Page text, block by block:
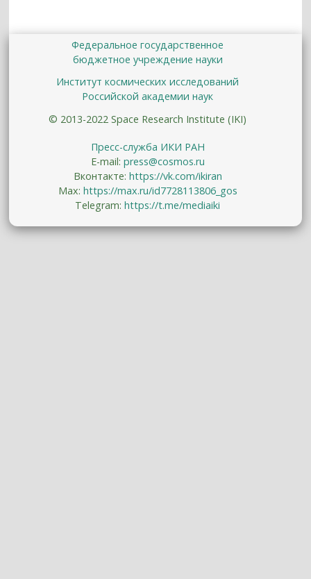
Федеральное государственное
бюджетное учреждение науки
Институт космических исследований
Российской академии наук
© 2013-2022 Space Research Institute (IKI)
Пресс-служба ИКИ РАН
E-mail: press@cosmos.ru
Вконтакте: https://vk.com/ikiran
Max: https://max.ru/id7728113806_gos
Telegram:https://t.me/mediaiki